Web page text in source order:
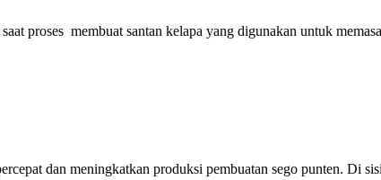
proses membuat santan kelapa yang digunakan untuk
dan meningkatkan produksi pembuatan sego punten. Di